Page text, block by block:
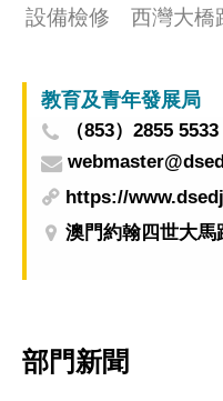
設備檢修 西灣大橋
教育及青年發展局
（853）2855 5533
https://
澳門約翰四世大馬
部門新聞